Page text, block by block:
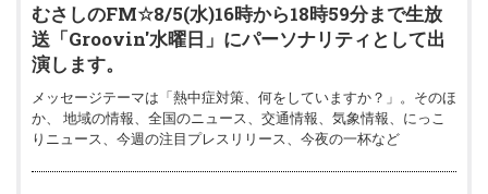
むさしのFM☆8/5(水)16時から18時59分まで生放
送「Groovin'水曜日」にパーソナリティとして出
演します。
メッセージテーマは「熱中症対策、何をしていますか？」。そのほ
か、 地域の情報、全国のニュース、交通情報、気象情報、にっこ
りニュース、今週の注目プレスリリース、今夜の一杯など